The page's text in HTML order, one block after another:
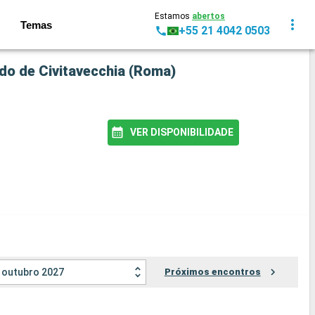
Temas
Estamos abertos
+55 21 4042 0503
de Civitavecchia (Roma)
VER DISPONIBILIDADE
outubro 2027 Próximos encontros